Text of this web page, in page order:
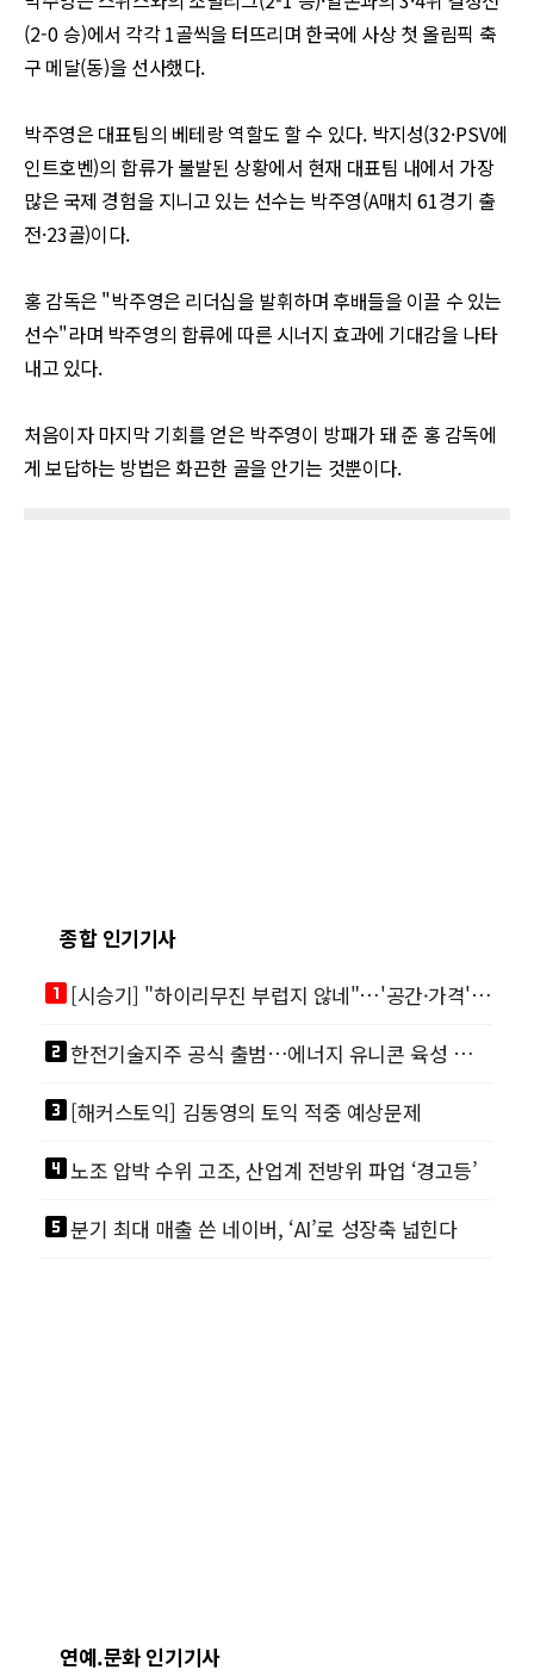
(2-0 승)에서 각각1골씩을 터뜨리며 한국에 사상 첫 올림픽 축
구 메달(동)을 선사했다.
박주영은 대표팀의 베테랑 역할도 할 수 있다. 박지성(32·PSV에
인트호벤)의 합류가 불발된 상황에서 현재 대표팀 내에서 가장
많은 국제 경험을 지니고 있는 선수는 박주영(A매치61경기 출
전·23골)이다.
홍 감독은 "박주영은 리더십을 발휘하며 후배들을 이끌 수 있는
선수"라며 박주영의 합류에 따른 시너지 효과에 기대감을 나타
내고 있다.
처음이자 마지막 기회를 얻은 박주영이 방패가 돼 준 홍 감독에
게 보답하는 방법은 화끈한 골을 안기는 것뿐이다.
종합 인기기사
looks_one [시승기] "하이리무진 부럽지 않네"…'공간·가격' 절충한 카니발 하이루프
looks_two 한전기술지주 공식 출범…에너지 유니콘 육성 본격화
looks_3[해커스토익] 김동영의 토익 적중 예상문제
looks_4노조 압박 수위 고조, 산업계 전방위 파업 ‘경고등’
looks_5분기 최대 매출 쓴 네이버, ‘AI’로 성장축 넓힌다
연예.문화 인기기사